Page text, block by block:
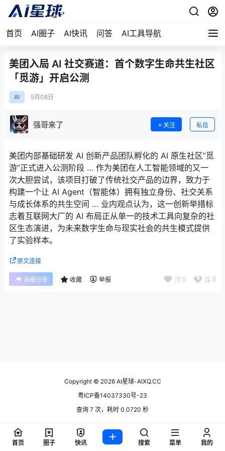
首页 AI圈子 AI快讯 问答 AI工具导航
美团入局 AI 社交赛道：首个数字生命共生社区
「觅游」开启公测
AI 5月 08日
强哥来了 关注 私信
美团内部基础研发 AI 创新产品团队孵化的 AI 原生社区”觅
游”正式进入公测阶段 … 作为美团在人工智能领域的又一
次大胆尝试，该项目打破了传统社交产品的边界，致力于
构建一个让 AI Agent（智能体）拥有独立身份、社交关系
与成长体系的共生空间 … 业内观点认为，这一创新举措标
志着互联网大厂的 AI 布局正从单一的技术工具向复杂的社
区生态演进，为未来数字生命与现实社会的共生模式提供
了实验样本。
原文连接
海报分享 收藏 举报 顶 0 踩 0
Copyright © 2026AI星球-AIXQ.CC
粤ICP备14037330号-23
查询 7 次，耗时 0.0720 秒
首页 圈子 快讯 搜索 菜单 我的